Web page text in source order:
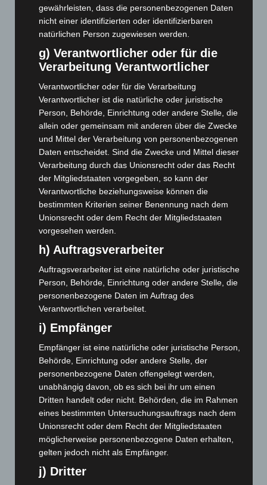
Oktober 2025(112)
September 2025(93)
August 2025
Juli 2025(90)
Juni 2025
(103)
Mai 2025(112)
April 2025(88)
März 2025(111)
Februar 2025(96)
Januar 2025(88)
Dezember 2024(89)
November 2024 (94)
Oktober 2024
September 2024
Juli 2024(89)
Juni 2024(107)
Mai 2024(149)
April 2024(102)
März 2024(103)
Februar 2024(103)
Januar 2024(111)
Dezember 2023(130)
November 2023 (130)
Oktober 2023(114)
September 2023(133)
August 2023(134)
gewährleisten, dass die personenbezogenen Daten
nicht einer identifizierten oder identifizierbaren
natürlichen Person zugewiesen werden.
g) Verantwortlicher oder für die
Verarbeitung Verantwortlicher
Verantwortlicher oder für die Verarbeitung
Verantwortlicher ist die natürliche oder juristische
Person, Behörde, Einrichtung oder andere Stelle, die
allein oder gemeinsam mit anderen über die Zwecke
und Mittel der Verarbeitung von personenbezogenen
Daten entscheidet. Sind die Zwecke und Mittel dieser
Verarbeitung durch das Unionsrecht oder das Recht
der Mitgliedstaaten vorgegeben, so kann der
Verantwortliche beziehungsweise können die
bestimmten Kriterien seiner Benennung nach dem
Unionsrecht oder dem Recht der Mitgliedstaaten
vorgesehen werden.
h) Auftragsverarbeiter
Auftragsverarbeiter ist eine natürliche oder juristische
Person, Behörde, Einrichtung oder andere Stelle, die
personenbezogene Daten im Auftrag des
Verantwortlichen verarbeitet.
i) Empfänger
Empfänger ist eine natürliche oder juristische Person,
Behörde, Einrichtung oder andere Stelle, der
personenbezogene Daten offengelegt werden,
unabhängig davon, ob es sich bei ihr um einen
Dritten handelt oder nicht. Behörden, die im Rahmen
eines bestimmten Untersuchungsauftrags nach dem
Unionsrecht oder dem Recht der Mitgliedstaaten
möglicherweise personenbezogene Daten erhalten,
gelten jedoch nicht als Empfänger.
j) Dritter